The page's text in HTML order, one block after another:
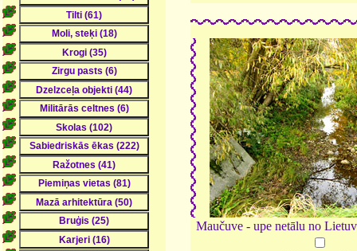
Maučuve - upe netālu no